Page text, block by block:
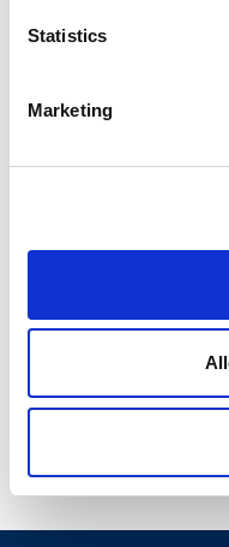
Statistics
Marketing
Myjnie